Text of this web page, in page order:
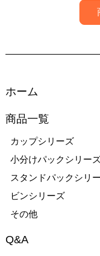
ホーム
商品一覧
カップシリーズ
小分けパックシリー
スタンドパックシリ
ビンシリーズ
その他
Q&A